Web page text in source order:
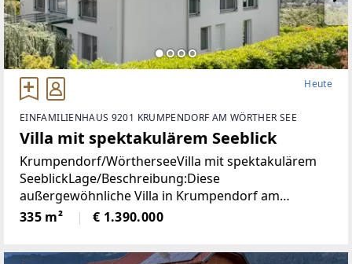
Heute
EINFAMILIENHAUS 9201 KRUMPENDORF AM WÖRTHER SEE
Villa mit spektakulärem Seeblick
Krumpendorf/WörtherseeVilla mit spektakulärem
SeeblickLage/Beschreibung:Diese
außergewöhnliche Villa in Krumpendorf am
Wörthersee vereint großzügiges Wohnen, exklusive
Ausstattung und eine unvergleichliche Aussicht in
335 m² € 1.390.000